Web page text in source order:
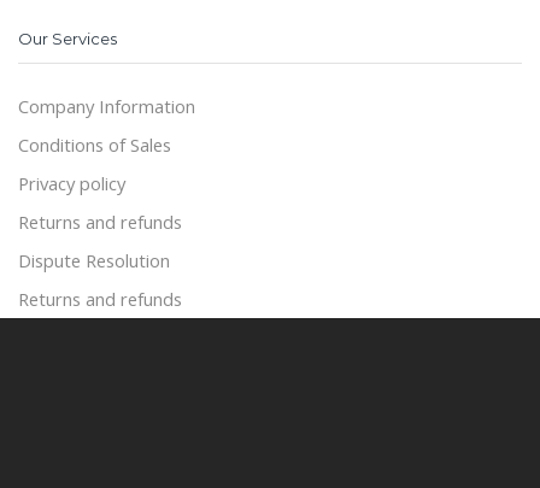
Our Services
Company Information
Conditions of Sales
Privacy policy
Returns and refunds
Dispute Resolution
Returns and refunds